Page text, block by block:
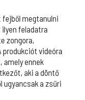
fejből megtanulni
ilyen feladatra
zongora,
produkciót videóra
ennek
aki a döntő
ugyancsak a zsűri